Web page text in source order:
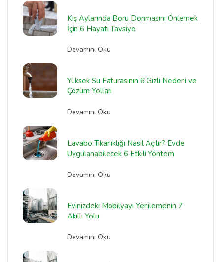
Kış Aylarında Boru Donmasını Önlemek
İçin 6 Hayati Tavsiye
Devamını Oku
Yüksek Su Faturasının 6 Gizli Nedeni ve
Çözüm Yolları
Devamını Oku
Lavabo Tıkanıklığı Nasıl Açılır? Evde
Uygulanabilecek 6 Etkili Yöntem
Devamını Oku
Evinizdeki Mobilyayı Yenilemenin 7
Akıllı Yolu
Devamını Oku